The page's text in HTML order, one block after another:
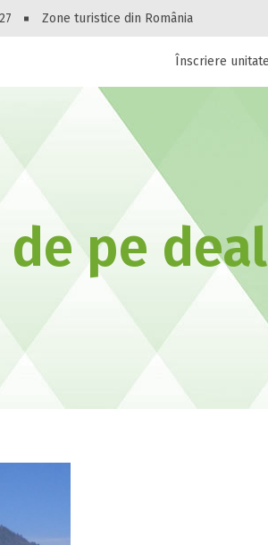
Zone turistice din România
oferte de cazare!
vile, apartamente sau alte
cel mai bun preț.
Înscriere unitate
pe